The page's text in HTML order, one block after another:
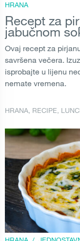
HRANA
Recept za
jabučnom
Ovaj recept za
savršena večera.
isprobajte u lijenu
nemate vremena.
HRANA, RECIPE,